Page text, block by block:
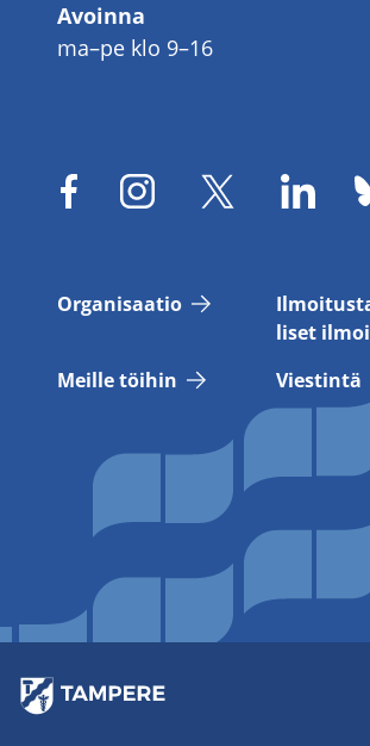
Avoinna
ma–pe klo 9–16
Or­ga­ni­saa­tio
li­set
Meil­le töi­hin
Vies­tin­tä